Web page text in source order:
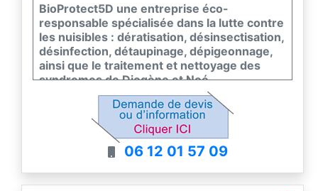
BioProtect5D une entreprise éco-
responsable spécialisée dans la lutte contre
les nuisibles : dératisation, désinsectisation,
désinfection, détaupinage, dépigeonnage,
ainsi que le traitement et nettoyage des
syndromes de Diogène et Noé.
06 12 01 57 09